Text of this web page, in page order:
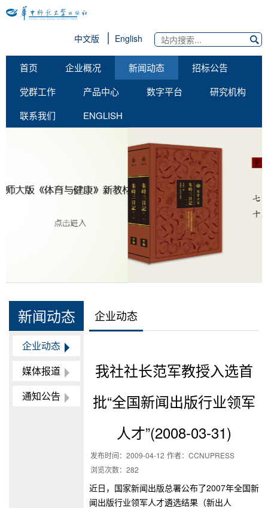
中文版 English
首页 企业概况 新闻动态
招标公告
党群工作
产品中心 数字平台
研究机构
联系我们
ENGLISH
新闻动态
企业动态
媒体报道
通知公告
企业动态
我社社长范军教授入选首
批“全国新闻出版行业领军
人才”(2008-03-31)
发布时间： 2009-04-12 作者： CCNUPRESS
浏览次数： 282
近日，国家新闻出版总署公布了2007年全国新
闻出版行业领军人才遴选结果（新出人